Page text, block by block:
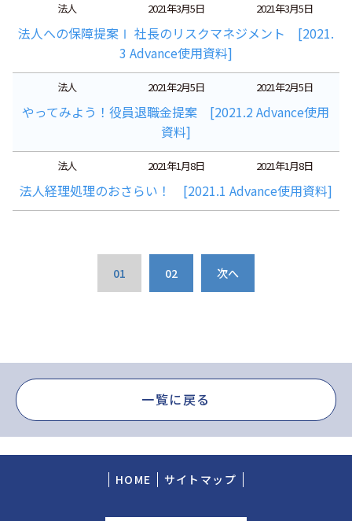
法人 2021年3月5日 2021年3月5日
法人への保障提案Ⅰ 社長のリスクマネジメント [2021.
3 Advance使用資料]
法人 2021年2月5日 2021年2月5日
やってみよう！役員退職金提案 [2021.2 Advance使用
資料]
法人 2021年1月8日 2021年1月8日
法人経理処理のおさらい！ [2021.1 Advance使用資料]
01 02 次へ
一覧に戻る
HOME サイトマップ